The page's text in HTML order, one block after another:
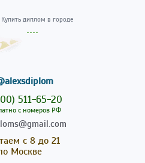
511-65-20
с номеров РФ
с 8 до 21
Москве